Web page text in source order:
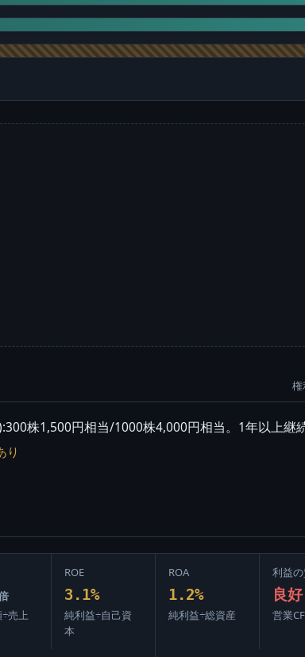
権
株1,500円相当/1000株4,000円相当。1年以上継
り
売上
ROE
3.1%
純利益÷自己資
本
ROA
1.2%
純利益÷総資産
利益
良好
営業